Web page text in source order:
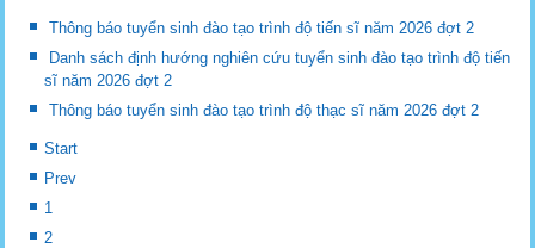
Thông báo tuyển sinh đào tạo trình độ tiến sĩ năm 2026 đợt 2
Danh sách định hướng nghiên cứu tuyển sinh đào tạo trình độ tiến
sĩ năm 2026 đợt 2
Thông báo tuyển sinh đào tạo trình độ thạc sĩ năm 2026 đợt 2
Start
Prev
1
2